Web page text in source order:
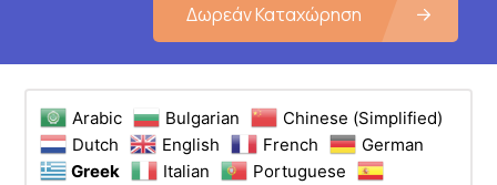
Δωρεάν Καταχώρηση
Arabic Bulgarian
Chinese (Simplified)
Dutch
English French
German
Greek
Italian
Portuguese